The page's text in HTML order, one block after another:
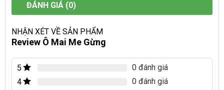
ĐÁNH GIÁ (0)
NHẬN XÉT VỀ SẢN PHẨM
Review Ô Mai Me Gừng
5
0 đánh giá
4
0 đánh giá